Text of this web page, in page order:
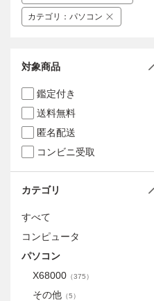
カテゴリ ： パソコン
対象商品
鑑定付き
送料無料
匿名配送
コンビニ受取
カテゴリ
すべて
コンピュータ
パソコン
X68000 （375）
その他 （5）